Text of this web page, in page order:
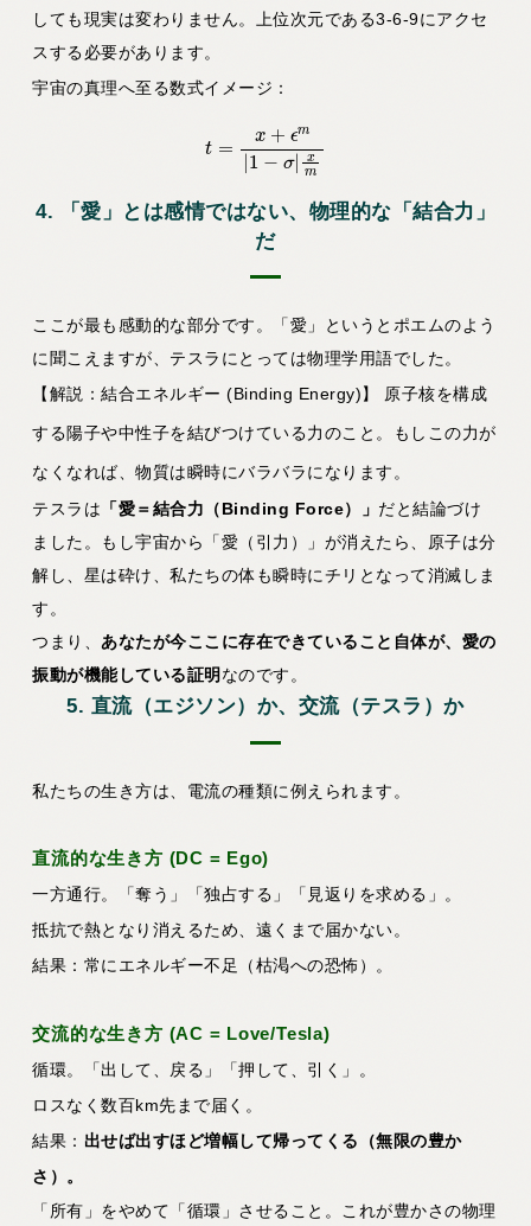
しても現実は変わりません。上位次元である3-6-9にアクセ
スする必要があります。
宇宙の真理へ至る数式イメージ：
m| 1 σ|
4. 「愛」とは感情ではない、物理的な「結合力」
だ
ここが最も感動的な部分です。「愛」というとポエムのよう
に聞こえますが、テスラにとっては物理学用語でした。
【解説：結合エネルギー (Binding Energy)】
原子核を構成
する陽子や中性子を結びつけている力のこと。もしこの力が
なくなれば、物質は瞬時にバラバラになります。
テスラは 「愛＝結合力（Binding Force）」 だと結論づけ
ました。もし宇宙から「愛（引力）」が消えたら、原子は分
解し、星は砕け、私たちの体も瞬時にチリとなって消滅しま
す。
つまり、あなたが今ここに存在できていること自体が、愛の
振動が機能している証明 なのです。
5. 直流（エジソン）か、交流（テスラ）か
私たちの生き方は、電流の種類に例えられます。
直流的な生き方 (DC = Ego)
一方通行。「奪う」「独占する」「見返りを求める」。
抵抗で熱となり消えるため、遠くまで届かない。
結果：常にエネルギー不足（枯渇への恐怖）。
交流的な生き方 (AC = Love/Tesla)
循環。「出して、戻る」「押して、引く」。
ロスなく数百km先まで届く。
結果： 出せば出すほど増幅して帰ってくる（無限の豊か
さ）。
「所有」をやめて「循環」させること。これが豊かさの物理